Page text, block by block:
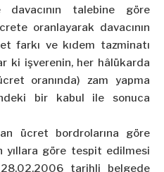
talebine göre
oranlayarak davacının
farkı ve kıdem tazminatı
ki işverenin, her hâlükarda
oranında) zam yapma
bir kabul ile sonuca
ücret bordrolarına göre
yıllara göre tespit edilmesi
tarihli belgede